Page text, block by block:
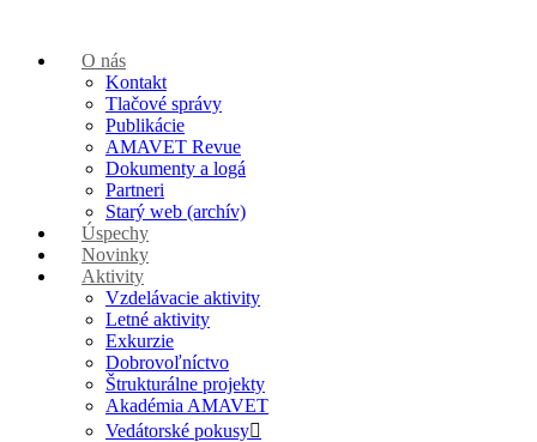
O nás
Kontakt
Tlačové správy
Publikácie
AMAVET Revue
Dokumenty a logá
Partneri
Starý web (archív)
Úspechy
Novinky
Aktivity
Vzdelávacie aktivity
Letné aktivity
Exkurzie
Dobrovoľníctvo
Štrukturálne projekty
Akadémia AMAVET
Vedátorské pokusy